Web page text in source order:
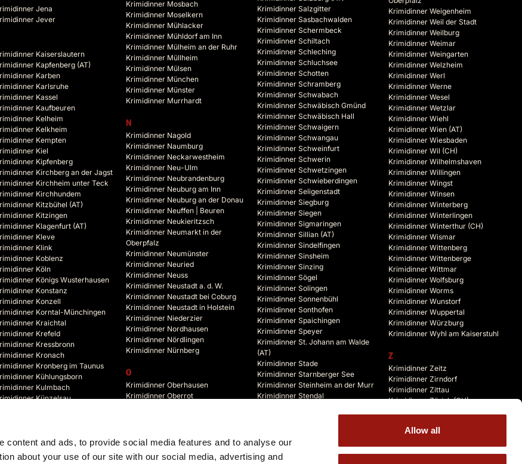
content and ads, to provide social media features and to analyse our
about your use of our site with our social media, advertising and
Allow all
Jena
Jever
Kaiserslautern
Kapfenberg (AT)
Karben
Karlsruhe
Kassel
Kaufbeuren
Kelheim
Kelkheim
Kempten
Kiel
Kipfenberg
Kirchberg an der Jagst
Kirchheim unter Teck
Kirchhundem
Kitzbühel (AT)
Kitzingen
Klagenfurt (AT)
Kleve
Klink
Koblenz
Köln
Königs Wusterhausen
Konstanz
Konzell
Korntal-Münchingen
Kraichtal
Krefeld
Kressbronn
Kronach
Kronberg im Taunus
Kühlungsborn
Kulmbach
Künzelsau
Lahr
Krimidinner Mosbach
Krimidinner Moselkern
Krimidinner Mühlacker
Krimidinner Mühldorf am Inn
Krimidinner Mülheim an der Ruhr
Krimidinner Müllheim
Krimidinner Mülsen
Krimidinner München
Krimidinner Münster
Krimidinner Murrhardt
N
Krimidinner Nagold
Krimidinner Naumburg
Krimidinner Neckarwestheim
Krimidinner Neu-Ulm
Krimidinner Neubrandenburg
Krimidinner Neuburg am Inn
Krimidinner Neuburg an der Donau
Krimidinner Neuffen | Beuren
Krimidinner Neukieritzsch
Krimidinner Neumarkt in der
Oberpfalz
Krimidinner Neumünster
Krimidinner Neuried
Krimidinner Neuss
Krimidinner Neustadt a. d. W.
Krimidinner Neustadt bei Coburg
Krimidinner Neustadt in Holstein
Krimidinner Niederzier
Krimidinner Nordhausen
Krimidinner Nördlingen
Krimidinner Nürnberg
O
Krimidinner Oberhausen
Krimidinner Oberrot
Krimidinner Offenbach
Krimidinner Salzgitter
Krimidinner Sasbachwalden
Krimidinner Schermbeck
Krimidinner Schiltach
Krimidinner Schleching
Krimidinner Schluchsee
Krimidinner Schotten
Krimidinner Schramberg
Krimidinner Schwabach
Krimidinner Schwäbisch Gmünd
Krimidinner Schwäbisch Hall
Krimidinner Schwaigern
Krimidinner Schwangau
Krimidinner Schweinfurt
Krimidinner Schwerin
Krimidinner Schwetzingen
Krimidinner Schwieberdingen
Krimidinner Seligenstadt
Krimidinner Siegburg
Krimidinner Siegen
Krimidinner Sigmaringen
Krimidinner Sillian (AT)
Krimidinner Sindelfingen
Krimidinner Sinsheim
Krimidinner Sinzing
Krimidinner Sögel
Krimidinner Solingen
Krimidinner Sonnenbühl
Krimidinner Sonthofen
Krimidinner Spaichingen
Krimidinner Speyer
Krimidinner St. Johann am Walde
(AT)
Krimidinner Stade
Krimidinner Starnberger See
Krimidinner Steinheim an der Murr
Krimidinner Stendal
Krimidinner Storkow (Mark)
Krimidinner Stralsund
Krimidinner Straubing
Krimidinner Weigenheim
Krimidinner Weil der Stadt
Krimidinner Weilburg
Krimidinner Weimar
Krimidinner Weingarten
Krimidinner Welzheim
Krimidinner Werl
Krimidinner Werne
Krimidinner Wesel
Krimidinner Wetzlar
Krimidinner Wiehl
Krimidinner Wien (AT)
Krimidinner Wiesbaden
Krimidinner Wil (CH)
Krimidinner Wilhelmshaven
Krimidinner Willingen
Krimidinner Wingst
Krimidinner Winsen
Krimidinner Winterberg
Krimidinner Winterlingen
Krimidinner Winterthur (CH)
Krimidinner Wismar
Krimidinner Wittenberg
Krimidinner Wittenberge
Krimidinner Wittmar
Krimidinner Wolfsburg
Krimidinner Worms
Krimidinner Wunstorf
Krimidinner Wuppertal
Krimidinner Würzburg
Krimidinner Wyhl am Kaiserstuhl
Z
Krimidinner Zeitz
Krimidinner Zirndorf
Krimidinner Zittau
Krimidinner Zürich (CH)
Krimidinner Zwickau